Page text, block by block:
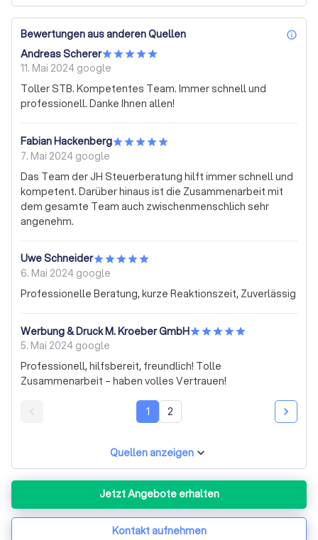
Bewertungen aus anderen Quellen
Andreas Scherer
11. Mai 2024 google
Toller STB. Kompetentes Team. Immer schnell und
professionell. Danke Ihnen allen!
Fabian Hackenberg
7. Mai 2024 google
Das Team der JH Steuerberatung hilft immer schnell und
kompetent. Darüber hinaus ist die Zusammenarbeit mit
dem gesamte Team auch zwischenmenschlich sehr
angenehm.
Uwe Schneider
6. Mai 2024 google
Professionelle Beratung, kurze Reaktionszeit, Zuverlässig
Werbung & Druck M. Kroeber GmbH
5. Mai 2024 google
Professionell, hilfsbereit, freundlich! Tolle
Zusammenarbeit – haben volles Vertrauen!
1 2
Quellen anzeigen
Jetzt Angebote erhalten
Kontakt aufnehmen